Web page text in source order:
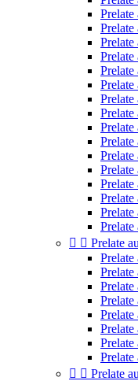
  Prelate
Prelate
  Prelate